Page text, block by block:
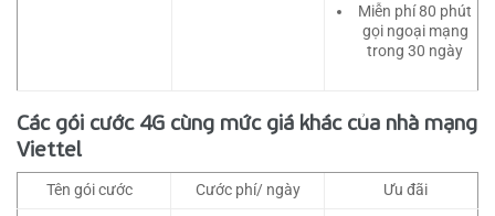
Miễn phí 80 phút
gọi ngoại mạng
trong 30 ngày
Các gói cước 4G cùng mức giá khác của nhà mạng
Viettel
Tên gói cước Cước phí/ ngày
Ưu đãi